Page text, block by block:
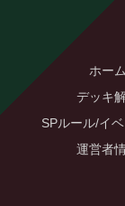
ホーム
デッキ
SPルール/イ
運営者